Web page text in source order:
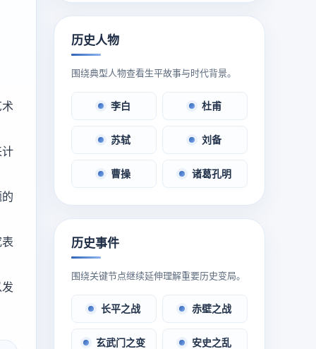
术
计
历史人物
围绕典型人物查看生平故事与时代背景。
李白 杜甫
苏轼 刘备
曹操 诸葛孔明
历史事件
围绕关键节点继续延伸理解重要历史变局。
长平之战 赤壁之战
玄武门之变 安史之乱